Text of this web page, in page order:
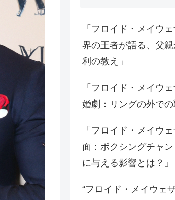
「フロイド・メイウ
界の王者が語る、父
利の教え」
「フロイド・メイウ
婚劇：リングの外での
「フロイド・メイウ
面：ボクシングチャ
に与える影響とは？」
“フロイド・メイウェ